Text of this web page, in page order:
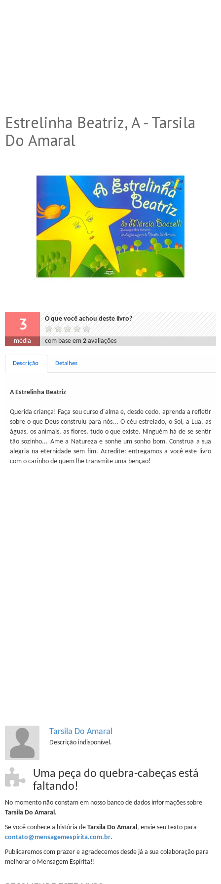
Estrelinha Beatriz, A - Tarsila
Do Amaral
3 O que você achou deste livro?
média com base em2 avaliações
Descrição Detalhes
A Estrelinha Beatriz
Querida criança! Faça seu curso d´alma e, desde cedo, aprenda a refletir
sobre o que Deus construiu para nós... O céu estrelado, o Sol, a Lua, as
águas, os animais, as flores, tudo o que existe. Ninguém há de se sentir
tão sozinho... Ame a Natureza e sonhe um sonho bom. Construa a sua
alegria na eternidade sem fim. Acredite: entregamos a você este livro
com o carinho de quem lhe transmite uma benção!
Tarsila Do Amaral
Descrição indisponível.
Uma peça do quebra-cabeças está
faltando!
No momento não constam em nosso banco de dados informações sobre
Tarsila Do Amaral.
Se você conhece a história de Tarsila Do Amaral, envie seu texto para
contato@mensagemespirita.com.br.
Publicaremos com prazer e agradecemos desde já a sua colaboração para
melhorar o Mensagem Espírita!!